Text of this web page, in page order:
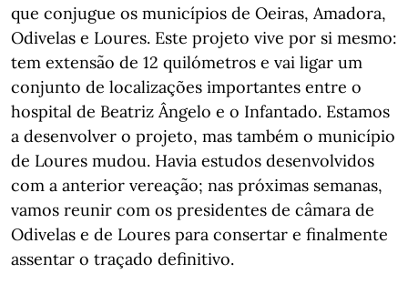
que conjugue os municípios de Oeiras, Amadora,
Odivelas e Loures. Este projeto vive por si mesmo:
tem extensão de 12 quilómetros e vai ligar um
conjunto de localizações importantes entre o
hospital de Beatriz Ângelo e o Infantado. Estamos
a desenvolver o projeto, mas também o município
de Loures mudou. Havia estudos desenvolvidos
com a anterior vereação; nas próximas semanas,
vamos reunir com os presidentes de câmara de
Odivelas e de Loures para consertar e finalmente
assentar o traçado definitivo.